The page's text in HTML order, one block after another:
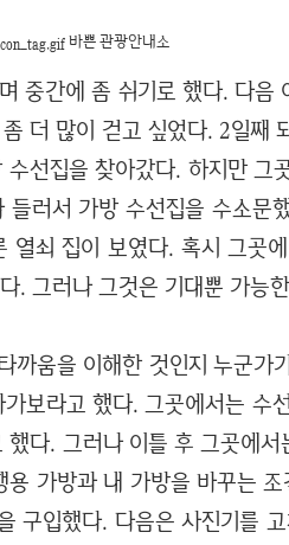
바쁜 관광안내소
중간에 좀 쉬기로 했다. 다음
더 많이 걷고 싶었다. 2일째
선집을 찾아갔다. 하지만 그
러서 가방 수선집을 수소문
열쇠 집이 보였다. 혹시 그곳
. 그러나 그것은 기대뿐 가능
까움을 이해한 것인지 누군가
보라고 했다. 그곳에서는 수
다. 그러나 이틀 후 그곳에서
가방과 내 가방을 바꾸는
구입했다. 다음은 사진기를